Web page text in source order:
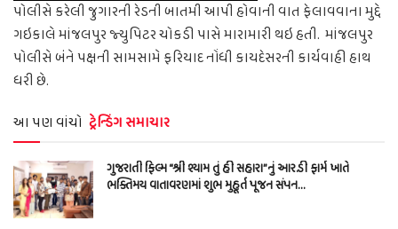
પોલીસે કરેલી જુગારની રેડની બાતમી આપી હોવાની વાત ફેલાવવાના મુદ્દે
ગઇકાલે માંજલપુર જ્યુપિટર ચોકડી પાસે મારામારી થઇ હતી. માંજલપુર
પોલીસે બંને પક્ષની સામસામે ફરિયાદ નોંધી કાયદેસરની કાર્યવાહી હાથ
ધરી છે.
આ પણ વાંચો ટ્રેન્ડિંગ સમાચાર
ગુજરાતી ફિલ્મ “શ્રી શ્યામ તું હી સહારા”નું આર.ડી ફાર્મ ખાતે
ભક્તિમય વાતાવરણમાં શુભ મુહૂર્ત પૂજન સંપન…